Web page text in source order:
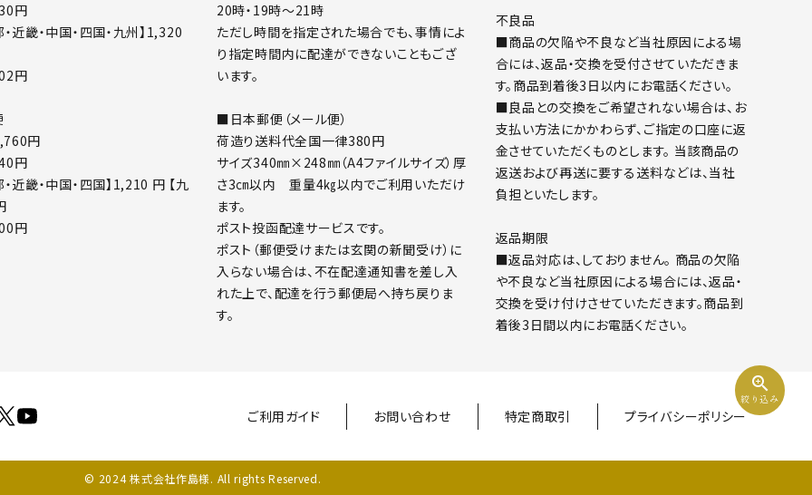
zoom_in
絞り込み
円
・近畿・中国・四国・九州】1,320
円
円
円
・近畿・中国・四国】1,210 円 【九
円
20時・19時～21時
ただし時間を指定された場合でも、事情によ
り指定時間内に配達ができないこともござ
います。
■日本郵便（メール便）
荷造り送料代全国一律380円
サイズ340㎜×248㎜（A4ファイルサイズ）厚
さ3㎝以内 重量4㎏以内でご利用いただけ
ます。
ポスト投函配達サービスです。
ポスト（郵便受けまたは玄関の新聞受け）に
入らない場合は、不在配達通知書を差し入
れた上で、配達を行う郵便局へ持ち戻りま
す。
不良品
■商品の欠陥や不良など当社原因による場
合には、返品・交換を受付させていただきま
す。商品到着後3日以内にお電話ください。
■良品との交換をご希望されない場合は、お
支払い方法にかかわらず、ご指定の口座に返
金させていただくものとします。 当該商品の
返送および再送に要する送料などは、当社
負担といたします。
返品期限
■返品対応は、しておりません。 商品の欠陥
や不良など当社原因による場合には、返品・
交換を受け付けさせていただきます。商品到
着後3日間以内にお電話ください。
ご利用ガイド お問い合わせ 特定商取引 プライバシーポリシー
© 2024 株式会社作島様. All rights Reserved.